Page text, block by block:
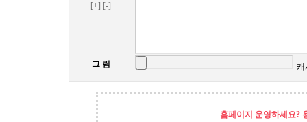
[+] [-]
그 림 캐
홈페이지 운영하세요?